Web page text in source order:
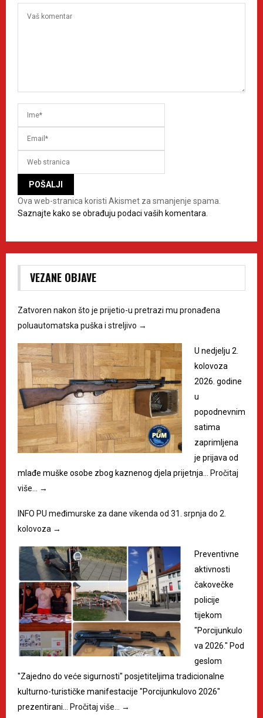
Ova web-stranica koristi Akismet za smanjenje spama.
Saznajte kako se obrađuju podaci vaših komentara.
VEZANE OBJAVE
Zatvoren nakon što je prijetio-u pretrazi mu pronađena
poluautomatska puška i streljivo →
U nedjelju 2.
kolovoza
2026. godine
u
popodnevnim
satima
zaprimljena
je prijava od
mlađe muške osobe zbog kaznenog djela prijetnja…
Pročitaj
više…
→
INFO PU međimurske za dane vikenda od 31. srpnja do 2.
kolovoza →
Preventivne
aktivnosti
čakovečke
policije
tijekom
"Porcijunkulo
va 2026." Pod
geslom
"Zajedno do veće sigurnosti" posjetiteljima tradicionalne
kulturno-turističke manifestacije "Porcijunkulovo 2026"
prezentirani…
Pročitaj više… →